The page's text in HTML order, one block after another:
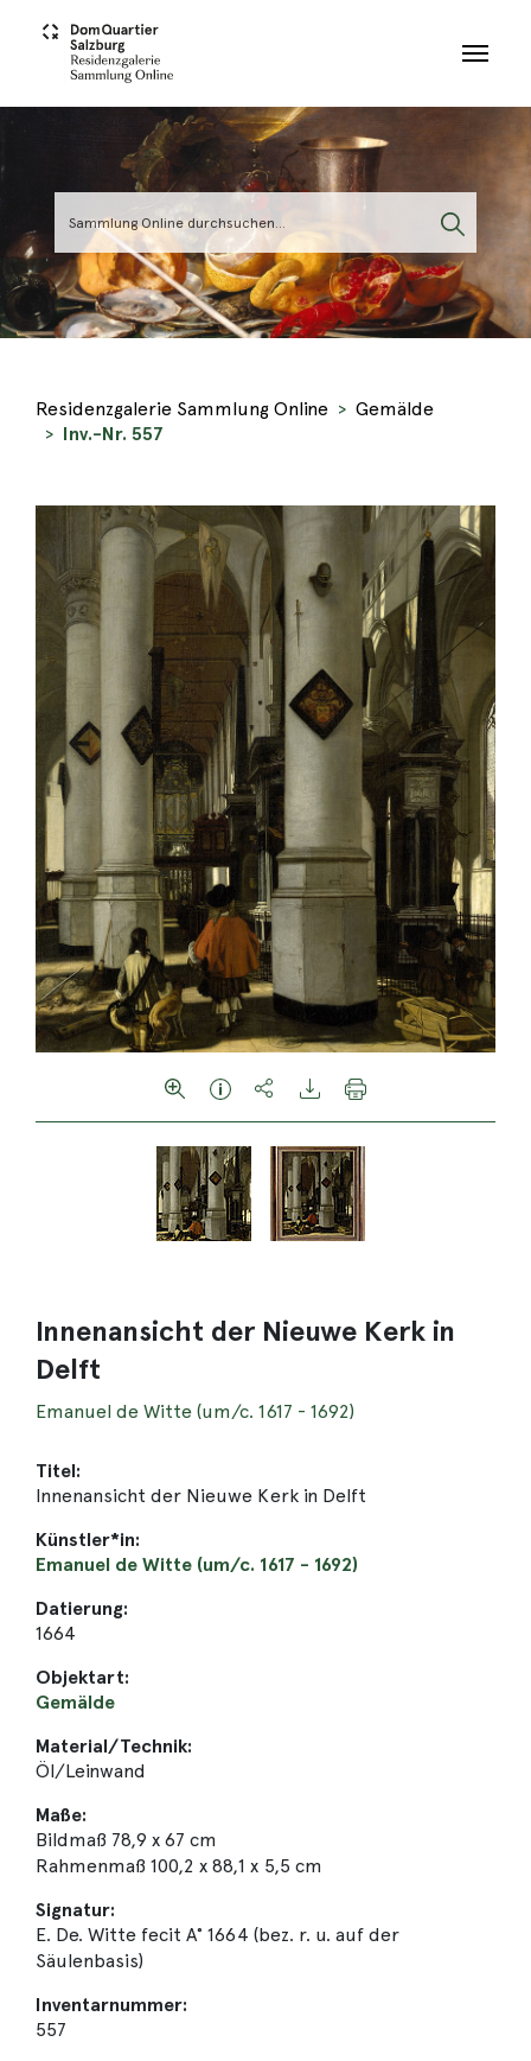
Residenzgalerie Sammlung Online
Gemälde
Inv.-Nr. 557
Innenansicht der Nieuwe Kerk in
Delft
Emanuel de Witte (um/c. 1617 - 1692)
Titel:
Innenansicht der Nieuwe Kerk in Delft
Künstler*in:
Emanuel de Witte (um/c. 1617 - 1692)
Datierung:
1664
Objektart:
Gemälde
Material/Technik:
Öl/Leinwand
Maße:
Bildmaß 78,9 x 67 cm
Rahmenmaß 100,2 x 88,1 x 5,5 cm
Signatur:
E. De. Witte fecit A° 1664 (bez. r. u. auf der
Säulenbasis)
Inventarnummer:
557